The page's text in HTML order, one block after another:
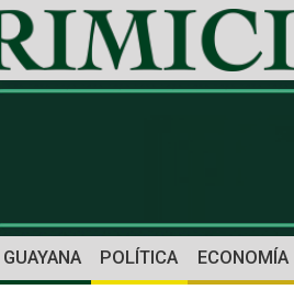
GUAYANA POLÍTICA ECONOMÍA